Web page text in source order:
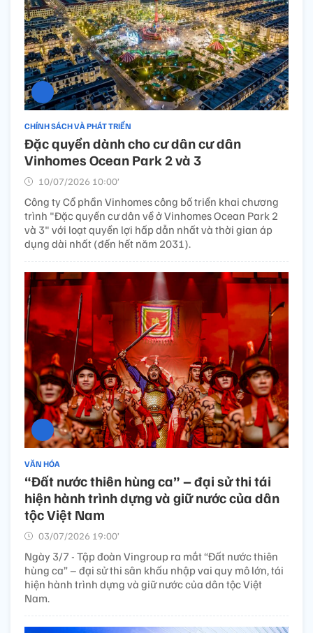
CHÍNH SÁCH VÀ PHÁT TRIỂN
Đặc quyền dành cho cư dân cư dân
Vinhomes Ocean Park 2 và 3
10/07/2026 10:00’
Công ty Cổ phần Vinhomes công bố triển khai chương
trình "Đặc quyền cư dân về ở Vinhomes Ocean Park 2
và 3" với loạt quyền lợi hấp dẫn nhất và thời gian áp
dụng dài nhất (đến hết năm 2031).
VĂN HÓA
“Đất nước thiên hùng ca” – đại sử thi tái
hiện hành trình dựng và giữ nước của dân
tộc Việt Nam
03/07/2026 19:00’
Ngày 3/7 - Tập đoàn Vingroup ra mắt “Đất nước thiên
hùng ca” – đại sử thi sân khấu nhập vai quy mô lớn, tái
hiện hành trình dựng và giữ nước của dân tộc Việt
Nam.